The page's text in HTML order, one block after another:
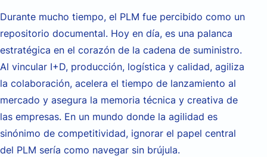
Durante mucho tiempo, el PLM fue percibido como un
repositorio documental. Hoy en día, es una palanca
estratégica en el corazón de la cadena de suministro.
Al vincular I+D, producción, logística y calidad, agiliza
la colaboración, acelera el tiempo de lanzamiento al
mercado y asegura la memoria técnica y creativa de
las empresas. En un mundo donde la agilidad es
sinónimo de competitividad, ignorar el papel central
del PLM sería como navegar sin brújula.